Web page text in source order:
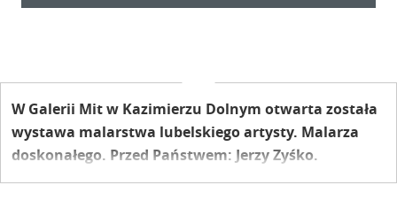
W Galerii Mit w Kazimierzu Dolnym otwarta została
wystawa malarstwa lubelskiego artysty. Malarza
doskonałego. Przed Państwem: Jerzy Zyśko.